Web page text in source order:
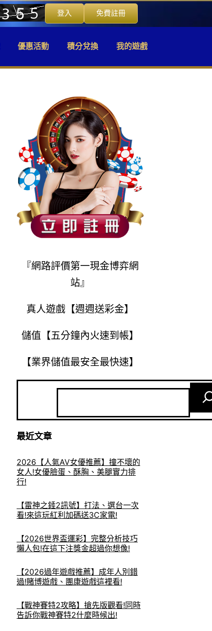
登入 免費註冊
優惠活動 積分兌換 我的遊戲
『網路評價第一現金博弈網
站』
真人遊戲【週週送彩金】
儲值【五分鐘內火速到帳】
【業界儲值最安全最快速】
最近文章
2026【人氣AV女優推薦】撞不壞的
女人!女優臉蛋、酥胸、美腿實力排
行!
【雷神之錘2訊號】打法、選台一次
看!來這玩紅利加碼送3C家電!
【2026世界盃運彩】完整分析技巧
懶人包!在這下注獎金超過你想像!
【2026過年遊戲推薦】成年人別錯
過!賭博遊戲、團康遊戲這裡看!
【戰神賽特2攻略】搶先版觀看!同時
告訴你戰神賽特2什麼時候出!